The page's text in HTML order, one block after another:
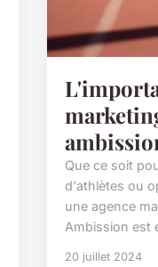
Que ce soit
d'athlètes ou
une agence
Ambission est
20 juillet 2024